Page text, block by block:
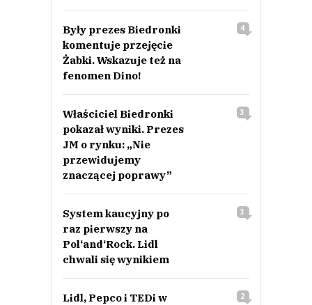
Były prezes Biedronki
komentuje przejęcie
Żabki. Wskazuje też na
fenomen Dino!
4
Właściciel Biedronki
pokazał wyniki. Prezes
JM o rynku: „Nie
przewidujemy
znaczącej poprawy”
3
System kaucyjny po
raz pierwszy na
Pol‘and‘Rock. Lidl
chwali się wynikiem
3
Lidl, Pepco i TEDi w
2